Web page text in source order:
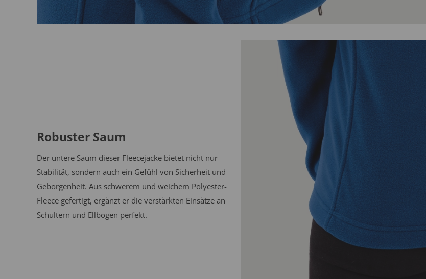
Robuster Saum
Der untere Saum dieser Fleecejacke bietet nicht nur
Stabilität, sondern auch ein Gefühl von Sicherheit und
Geborgenheit. Aus schwerem und weichem Polyester-
Fleece gefertigt, ergänzt er die verstärkten Einsätze an
Schultern und Ellbogen perfekt.